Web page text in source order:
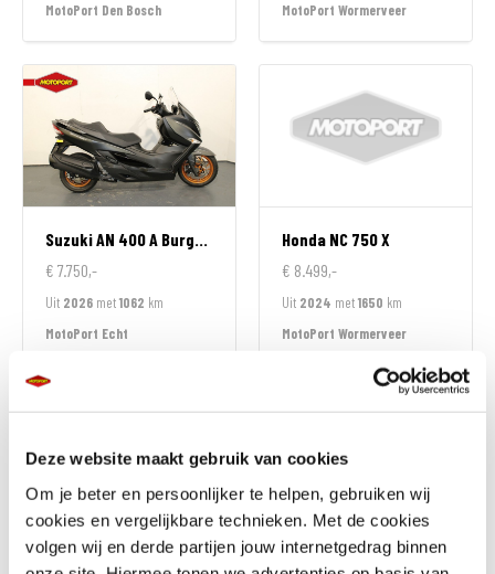
Deze website maakt gebruik van cookies
Om je beter en persoonlijker te helpen, gebruiken wij
cookies en vergelijkbare technieken. Met de cookies
volgen wij en derde partijen jouw internetgedrag binnen
MotoPort Den Bosch
MotoPort Wormerveer
SuzukiAN 400 A Burgman
€ 7.750,-
Uit 2026 met1062 km
MotoPort Echt
Honda NC 750 X
€ 8.499,-
Uit 2024 met1650 km
MotoPort Wormerveer
Honda FORZA 350
Honda
WN 07